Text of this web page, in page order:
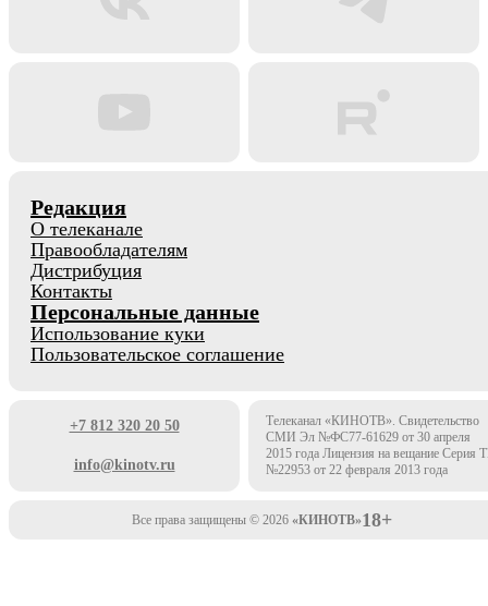
Редакция
О телеканале
Правообладателям
Дистрибуция
Контакты
Персональные данные
Использование куки
Пользовательское соглашение
+7 812 320 20 50
info@kinotv.ru
Телеканал «КИНОТВ». Свидетельство
СМИ Эл №ФС77-61629 от 30 апреля
2015 года Лицензия на вещание Серия
№22953 от 22 февраля 2013 года
Все права защищены © 2026 «КИНОТВ»18+